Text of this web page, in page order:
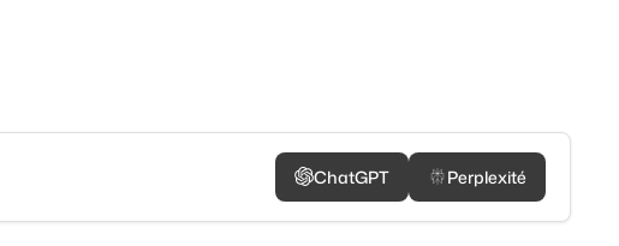
ChatGPT Perplexité